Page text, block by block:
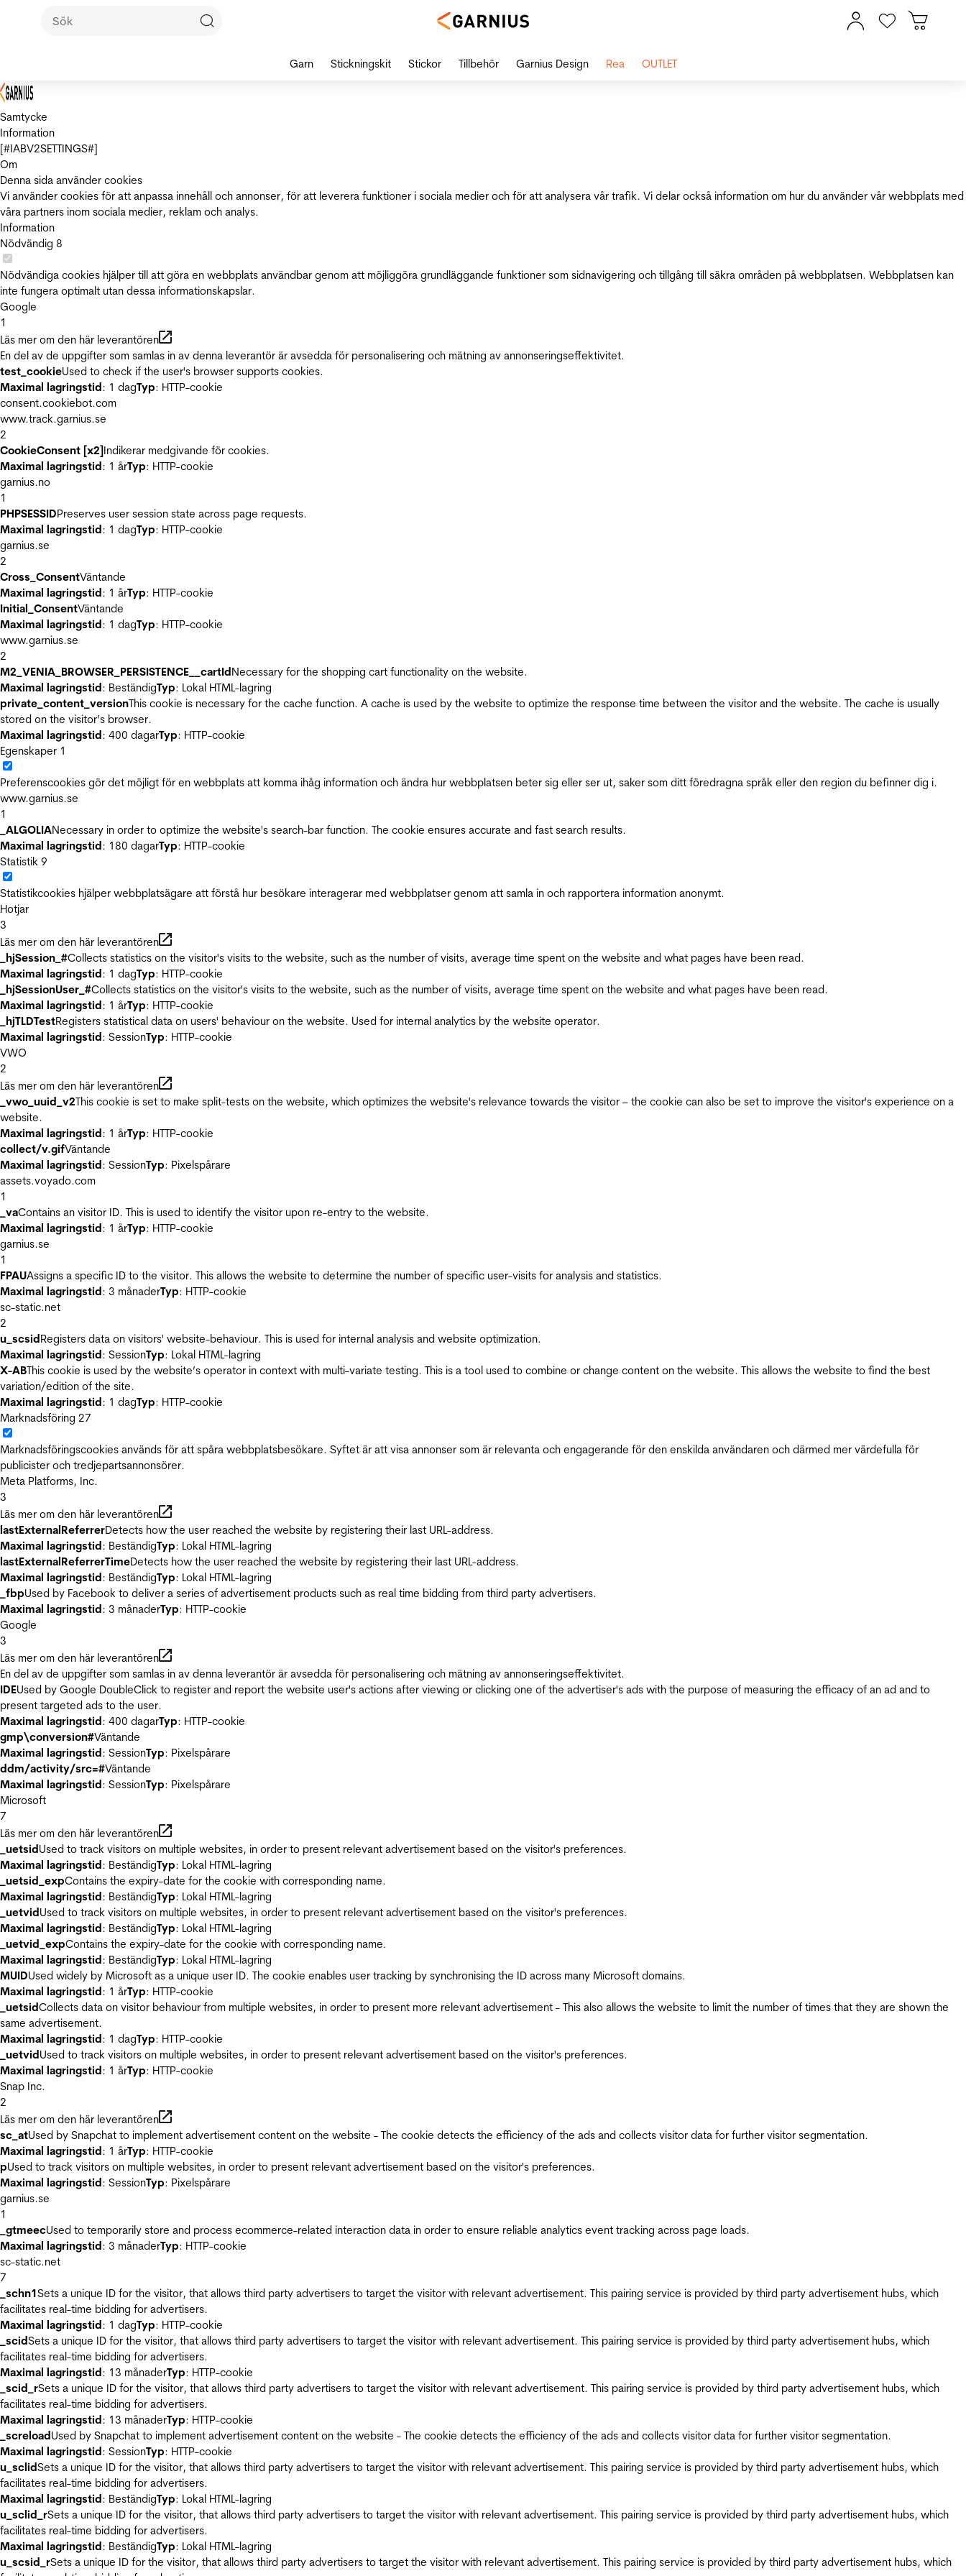
Samtycke
Information
[#IABV2SETTINGS#]
Om
Denna sida använder cookies
Vi använder cookies för att anpassa innehåll och annonser, för att leverera funktioner i sociala medier och för att analysera vår trafik. Vi delar också information om hur du använder vår webbplats med
våra partners inom sociala medier, reklam och analys.
Information
Nödvändig 8
Nödvändiga cookies hjälper till att göra en webbplats användbar genom att möjliggöra grundläggande funktioner som sidnavigering och tillgång till säkra områden på webbplatsen. Webbplatsen kan
inte fungera optimalt utan dessa informationskapslar.
Google
1
Läs mer om den här leverantören
En del av de uppgifter som samlas in av denna leverantör är avsedda för personalisering och mätning av annonseringseffektivitet.
test_cookieUsed to check if the user's browser supports cookies.
Maximal lagringstid: 1 dagTyp: HTTP-cookie
consent.cookiebot.com
www.track.garnius.se
2
CookieConsent [x2]Indikerar medgivande för cookies.
Maximal lagringstid: 1 årTyp: HTTP-cookie
garnius.no
1
PHPSESSIDPreserves user session state across page requests.
Maximal lagringstid: 1 dagTyp: HTTP-cookie
garnius.se
2
Cross_ConsentVäntande
Maximal lagringstid: 1 årTyp: HTTP-cookie
Initial_ConsentVäntande
Maximal lagringstid: 1 dagTyp: HTTP-cookie
www.garnius.se
2
M2_VENIA_BROWSER_PERSISTENCE__cartIdNecessary for the shopping cart functionality on the website.
Maximal lagringstid: BeständigTyp: Lokal HTML-lagring
private_content_versionThis cookie is necessary for the cache function. A cache is used by the website to optimize the response time between the visitor and the website. The cache is usually
stored on the visitor’s browser.
Maximal lagringstid: 400 dagarTyp: HTTP-cookie
Egenskaper 1
Preferenscookies gör det möjligt för en webbplats att komma ihåg information och ändra hur webbplatsen beter sig eller ser ut, saker som ditt föredragna språk eller den region du befinner dig i.
www.garnius.se
1
_ALGOLIANecessary in order to optimize the website's search-bar function. The cookie ensures accurate and fast search results.
Maximal lagringstid: 180 dagarTyp: HTTP-cookie
Statistik 9
Statistikcookies hjälper webbplatsägare att förstå hur besökare interagerar med webbplatser genom att samla in och rapportera information anonymt.
Hotjar
3
Läs mer om den här leverantören
_hjSession_#Collects statistics on the visitor's visits to the website, such as the number of visits, average time spent on the website and what pages have been read.
Maximal lagringstid: 1 dagTyp: HTTP-cookie
_hjSessionUser_#Collects statistics on the visitor's visits to the website, such as the number of visits, average time spent on the website and what pages have been read.
Maximal lagringstid: 1 årTyp: HTTP-cookie
_hjTLDTestRegisters statistical data on users' behaviour on the website. Used for internal analytics by the website operator.
Maximal lagringstid: SessionTyp: HTTP-cookie
VWO
2
Läs mer om den här leverantören
_vwo_uuid_v2This cookie is set to make split-tests on the website, which optimizes the website's relevance towards the visitor – the cookie can also be set to improve the visitor's experience on a
website.
Maximal lagringstid: 1 årTyp: HTTP-cookie
collect/v.gifVäntande
Maximal lagringstid: SessionTyp: Pixelspårare
assets.voyado.com
1
_vaContains an visitor ID. This is used to identify the visitor upon re-entry to the website.
Maximal lagringstid: 1 årTyp: HTTP-cookie
garnius.se
1
FPAUAssigns a specific ID to the visitor. This allows the website to determine the number of specific user-visits for analysis and statistics.
Maximal lagringstid: 3 månaderTyp: HTTP-cookie
sc-static.net
2
u_scsidRegisters data on visitors' website-behaviour. This is used for internal analysis and website optimization.
Maximal lagringstid: SessionTyp: Lokal HTML-lagring
X-ABThis cookie is used by the website’s operator in context with multi-variate testing. This is a tool used to combine or change content on the website. This allows the website to find the best
variation/edition of the site.
Maximal lagringstid: 1 dagTyp: HTTP-cookie
Marknadsföring 27
Marknadsföringscookies används för att spåra webbplatsbesökare. Syftet är att visa annonser som är relevanta och engagerande för den enskilda användaren och därmed mer värdefulla för
publicister och tredjepartsannonsörer.
Meta Platforms, Inc.
3
Läs mer om den här leverantören
lastExternalReferrerDetects how the user reached the website by registering their last URL-address.
Maximal lagringstid: BeständigTyp: Lokal HTML-lagring
lastExternalReferrerTimeDetects how the user reached the website by registering their last URL-address.
Maximal lagringstid: BeständigTyp: Lokal HTML-lagring
_fbpUsed by Facebook to deliver a series of advertisement products such as real time bidding from third party advertisers.
Maximal lagringstid: 3 månaderTyp: HTTP-cookie
Google
3
Läs mer om den här leverantören
En del av de uppgifter som samlas in av denna leverantör är avsedda för personalisering och mätning av annonseringseffektivitet.
IDEUsed by Google DoubleClick to register and report the website user's actions after viewing or clicking one of the advertiser's ads with the purpose of measuring the efficacy of an ad and to
present targeted ads to the user.
Maximal lagringstid: 400 dagarTyp: HTTP-cookie
gmp\conversion#Väntande
Maximal lagringstid: SessionTyp: Pixelspårare
ddm/activity/src=#Väntande
Maximal lagringstid: SessionTyp: Pixelspårare
Microsoft
7
Läs mer om den här leverantören
_uetsidUsed to track visitors on multiple websites, in order to present relevant advertisement based on the visitor's preferences.
Maximal lagringstid: BeständigTyp: Lokal HTML-lagring
_uetsid_expContains the expiry-date for the cookie with corresponding name.
Maximal lagringstid: BeständigTyp: Lokal HTML-lagring
_uetvidUsed to track visitors on multiple websites, in order to present relevant advertisement based on the visitor's preferences.
Maximal lagringstid: BeständigTyp: Lokal HTML-lagring
_uetvid_expContains the expiry-date for the cookie with corresponding name.
Maximal lagringstid: BeständigTyp: Lokal HTML-lagring
MUIDUsed widely by Microsoft as a unique user ID. The cookie enables user tracking by synchronising the ID across many Microsoft domains.
Maximal lagringstid: 1 årTyp: HTTP-cookie
_uetsidCollects data on visitor behaviour from multiple websites, in order to present more relevant advertisement - This also allows the website to limit the number of times that they are shown the
same advertisement.
Maximal lagringstid: 1 dagTyp: HTTP-cookie
_uetvidUsed to track visitors on multiple websites, in order to present relevant advertisement based on the visitor's preferences.
Maximal lagringstid: 1 årTyp: HTTP-cookie
Snap Inc.
2
Läs mer om den här leverantören
sc_atUsed by Snapchat to implement advertisement content on the website - The cookie detects the efficiency of the ads and collects visitor data for further visitor segmentation.
Maximal lagringstid: 1 årTyp: HTTP-cookie
pUsed to track visitors on multiple websites, in order to present relevant advertisement based on the visitor's preferences.
Maximal lagringstid: SessionTyp: Pixelspårare
garnius.se
1
_gtmeecUsed to temporarily store and process ecommerce-related interaction data in order to ensure reliable analytics event tracking across page loads.
Maximal lagringstid: 3 månaderTyp: HTTP-cookie
sc-static.net
7
_schn1Sets a unique ID for the visitor, that allows third party advertisers to target the visitor with relevant advertisement. This pairing service is provided by third party advertisement hubs, which
facilitates real-time bidding for advertisers.
Maximal lagringstid: 1 dagTyp: HTTP-cookie
_scidSets a unique ID for the visitor, that allows third party advertisers to target the visitor with relevant advertisement. This pairing service is provided by third party advertisement hubs, which
facilitates real-time bidding for advertisers.
Maximal lagringstid: 13 månaderTyp: HTTP-cookie
_scid_rSets a unique ID for the visitor, that allows third party advertisers to target the visitor with relevant advertisement. This pairing service is provided by third party advertisement hubs, which
facilitates real-time bidding for advertisers.
Maximal lagringstid: 13 månaderTyp: HTTP-cookie
_screloadUsed by Snapchat to implement advertisement content on the website - The cookie detects the efficiency of the ads and collects visitor data for further visitor segmentation.
Maximal lagringstid: SessionTyp: HTTP-cookie
u_sclidSets a unique ID for the visitor, that allows third party advertisers to target the visitor with relevant advertisement. This pairing service is provided by third party advertisement hubs, which
facilitates real-time bidding for advertisers.
Maximal lagringstid: BeständigTyp: Lokal HTML-lagring
u_sclid_rSets a unique ID for the visitor, that allows third party advertisers to target the visitor with relevant advertisement. This pairing service is provided by third party advertisement hubs, which
facilitates real-time bidding for advertisers.
Maximal lagringstid: BeständigTyp: Lokal HTML-lagring
u_scsid_rSets a unique ID for the visitor, that allows third party advertisers to target the visitor with relevant advertisement. This pairing service is provided by third party advertisement hubs, which
Garn Stickningskit Stickor Tillbehör Garnius Design Rea OUTLET